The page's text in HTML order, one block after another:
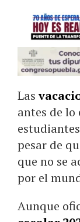
Las
antes de lo
pesar de
que no se
por el
Aunque